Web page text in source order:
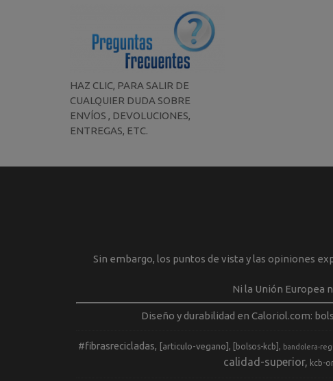
HAZ CLIC, PARA SALIR DE
CUALQUIER DUDA SOBRE
ENVÍOS , DEVOLUCIONES,
ENTREGAS, ETC.
Sin embargo, los puntos de vista y las opiniones
Ni la Unión Europea
Diseño y durabilidad en Caloriol.com:
#fibrasrecicladas [articulo-vegano] [bolsos-kcb] bandolera-
calidad-superior
kcb-